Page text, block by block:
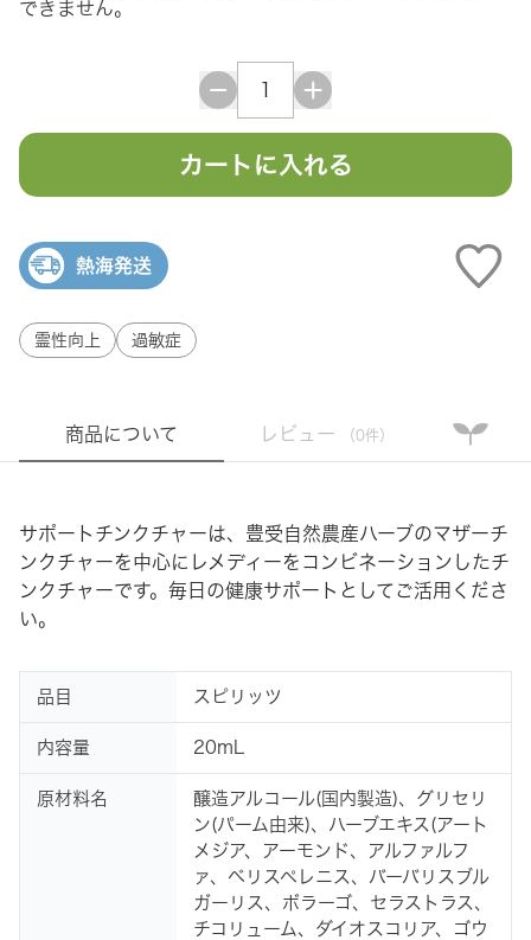
できません。
カートに入れる
熱海発送
霊性向上 過敏症
商品について レビュー （0件）
サポートチンクチャーは、豊受自然農産ハーブのマザーチ
ンクチャーを中心にレメディーをコンビネーションしたチ
ンクチャーです。毎日の健康サポートとしてご活用くださ
い。
品目 スピリッツ
内容量 20mL
原材料名
醸造アルコール(国内製造)、グリセリ
ン(パーム由来)、ハーブエキス(アート
メジア、アーモンド、アルファルフ
ァ、ベリスペレニス、バーバリスブル
ガーリス、ボラーゴ、セラストラス、
チコリューム、ダイオスコリア、ゴウ